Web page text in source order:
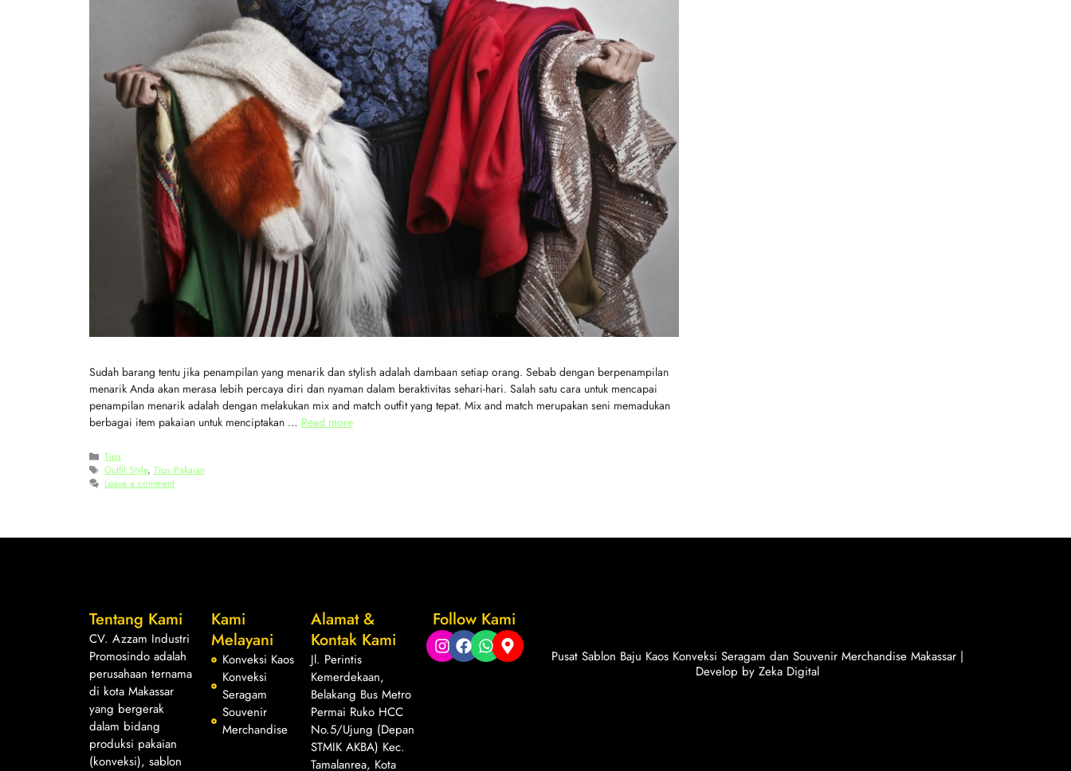
Sudah barang tentu jika penampilan yang menarik dan stylish adalah dambaan setiap orang. Sebab dengan berpenampilan
menarik Anda akan merasa lebih percaya diri dan nyaman dalam beraktivitas sehari-hari. Salah satu cara untuk mencapai
penampilan menarik adalah dengan melakukan mix and match outfit yang tepat. Mix and match merupakan seni memadukan
berbagai item pakaian untuk menciptakan … Read more
Tips
Outfit Style,Tips Pakaian
Leave a comment
Tentang Kami
CV. Azzam Industri
Promosindo adalah
perusahaan ternama
di kota Makassar
yang bergerak
dalam bidang
produksi pakaian
(konveksi), sablon
Kami
Melayani
Konveksi Kaos
Konveksi
Seragam
Souvenir
Merchandise
Alamat &
Kontak Kami
Jl. Perintis
Kemerdekaan,
Belakang Bus Metro
Permai Ruko HCC
No.5/Ujung (Depan
STMIK AKBA) Kec.
Tamalanrea, Kota
Follow Kami
Pusat Sablon Baju Kaos Konveksi Seragam dan Souvenir Merchandise Makassar |
Develop by Zeka Digital